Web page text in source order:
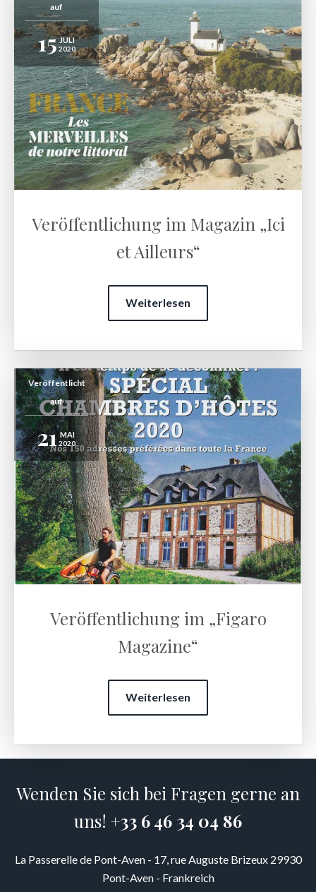
auf
15 JULI
2020
Veröffentlichung im Magazin „Ici
et Ailleurs“
Weiterlesen
Veröffentlicht
auf
21 MAI
2020
Veröffentlichung im „Figaro
Magazine“
Weiterlesen
Wenden Sie sich bei Fragen gerne an
uns! +33 6 46 34 04 86
La Passerelle de Pont-Aven - 17, rue Auguste Brizeux 29930
Pont-Aven - Frankreich